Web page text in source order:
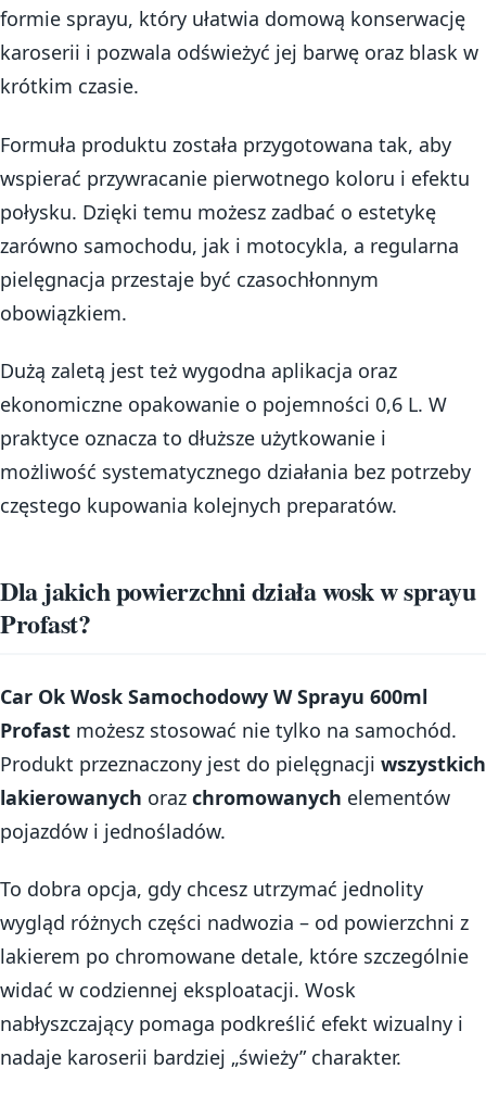
formie sprayu, który ułatwia domową konserwację
karoserii i pozwala odświeżyć jej barwę oraz blask w
krótkim czasie.
Formuła produktu została przygotowana tak, aby
wspierać przywracanie pierwotnego koloru i efektu
połysku. Dzięki temu możesz zadbać o estetykę
zarówno samochodu, jak i motocykla, a regularna
pielęgnacja przestaje być czasochłonnym
obowiązkiem.
Dużą zaletą jest też wygodna aplikacja oraz
ekonomiczne opakowanie o pojemności 0,6 L. W
praktyce oznacza to dłuższe użytkowanie i
możliwość systematycznego działania bez potrzeby
częstego kupowania kolejnych preparatów.
Dla jakich powierzchni działa wosk w sprayu
Profast?
Car Ok Wosk Samochodowy W Sprayu 600ml
Profast możesz stosować nie tylko na samochód.
Produkt przeznaczony jest do pielęgnacji wszystkich
lakierowanych oraz chromowanych elementów
pojazdów i jednośladów.
To dobra opcja, gdy chcesz utrzymać jednolity
wygląd różnych części nadwozia – od powierzchni z
lakierem po chromowane detale, które szczególnie
widać w codziennej eksploatacji. Wosk
nabłyszczający pomaga podkreślić efekt wizualny i
nadaje karoserii bardziej „świeży” charakter.